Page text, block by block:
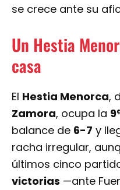
se crece ante su
Un Hestia
casa
El Hestia Menorca,
Zamora, ocupa la
balance de 6-7 y
racha irregular,
últimos cinco
victorias —ante